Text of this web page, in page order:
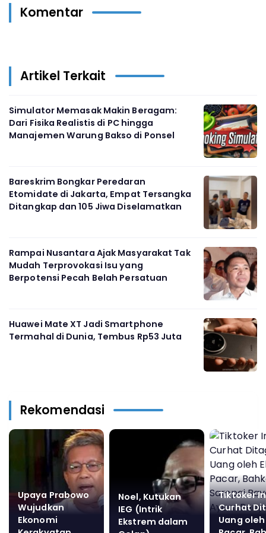
Komentar
Artikel Terkait
Simulator Memasak Makin Beragam:
Dari Fisika Realistis di PC hingga
Manajemen Warung Bakso di Ponsel
Bareskrim Bongkar Peredaran
Etomidate di Jakarta, Empat Tersangka
Ditangkap dan 105 Jiwa Diselamatkan
Rampai Nusantara Ajak Masyarakat Tak
Mudah Terprovokasi Isu yang
Berpotensi Pecah Belah Persatuan
Huawei Mate XT Jadi Smartphone
Termahal di Dunia, Tembus Rp53 Juta
Rekomendasi
Upaya Prabowo
Wujudkan
Ekonomi
Noel, Kutukan
IEG (Intrik
Ekstrem dalam
Tiktoker
Curhat
Uang oleh